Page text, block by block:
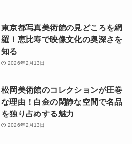
東京都写真美術館の見どころを網
羅！恵比寿で映像文化の奥深さを
知る
2026年2月13日
松岡美術館のコレクションが圧巻
な理由！白金の閑静な空間で名品
を独り占めする魅力
2026年2月13日